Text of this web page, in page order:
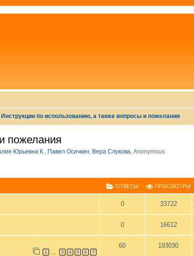
Инструкции по использованию, а также вопросы и пожелания
пожелания
Юрьевна К., Павел Осичкин, Вера Слукова, Anonymous
ОТВЕТЫ ПРОСМОТРЫ
0 33722
0 16612
1 … 3 4 5 6 7
60 193030